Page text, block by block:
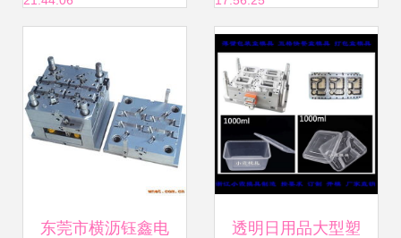
东莞市横沥钰鑫电 透明日用品大型塑